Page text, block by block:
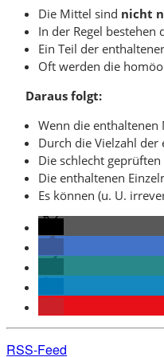
Die Mittel sind nicht
In der Regel
Ein Teil der
Oft werden die
Daraus folgt:
Wenn die
Durch die Vielzahl
Die schlecht
Die enthaltenen
Es können (u. U.
RSS-Feed